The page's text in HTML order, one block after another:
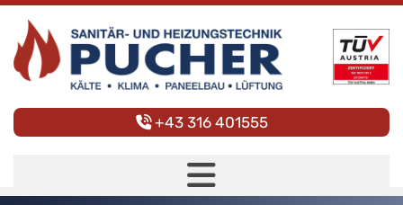
 +43 316 401555